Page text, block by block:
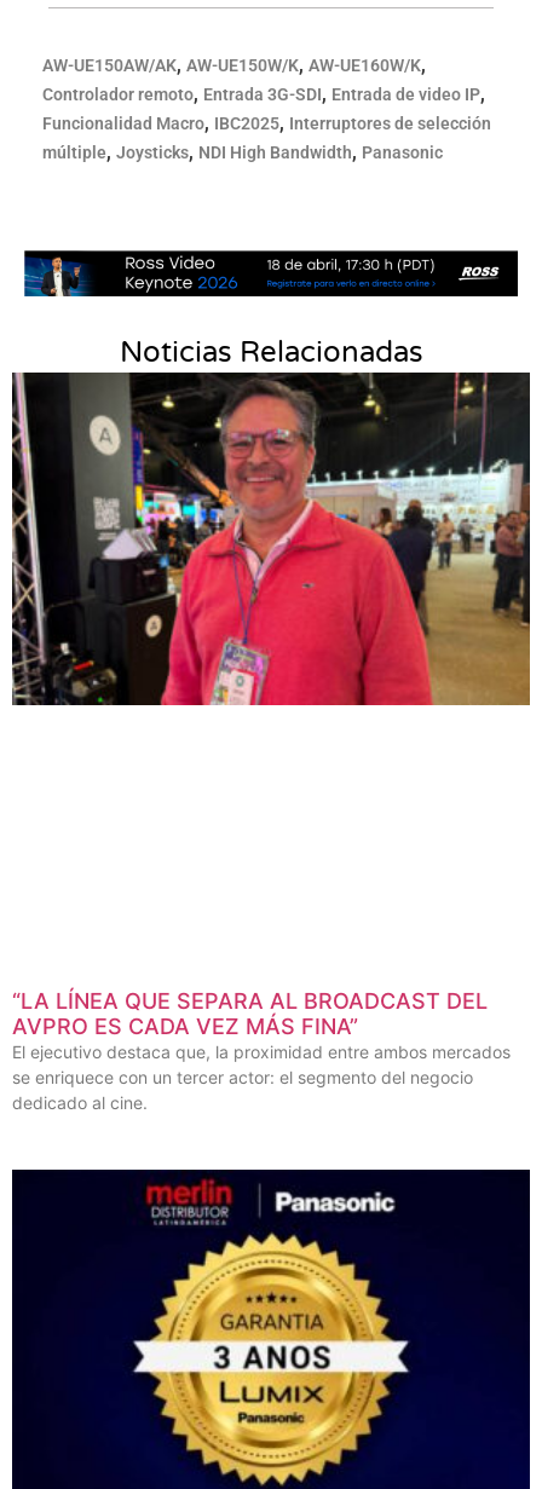
AW-UE150AW/AK, AW-UE150W/K, AW-UE160W/K,
Controlador remoto, Entrada 3G-SDI, Entrada de video IP,
Funcionalidad Macro, IBC2025, Interruptores de selección
múltiple, Joysticks, NDI High Bandwidth, Panasonic
Noticias Relacionadas
“LA LÍNEA QUE SEPARA AL BROADCAST DEL
AVPRO ES CADA VEZ MÁS FINA”
El ejecutivo destaca que, la proximidad entre ambos mercados
se enriquece con un tercer actor: el segmento del negocio
dedicado al cine.